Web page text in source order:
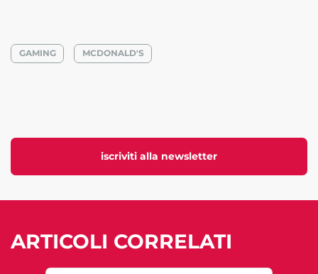
iscriviti alla newsletter
GAMING MCDONALD'S
ARTICOLI CORRELATI